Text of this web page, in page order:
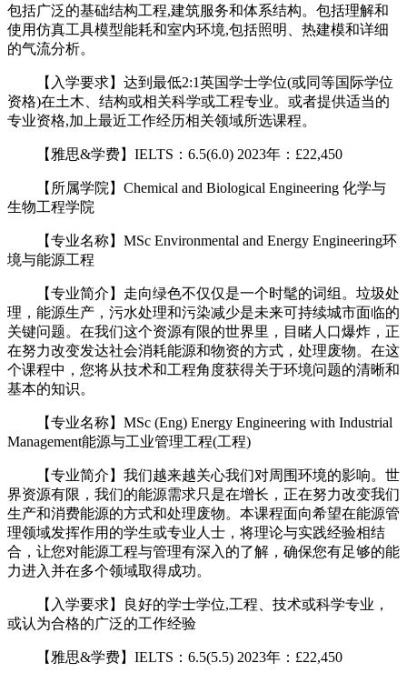
包括广泛的基础结构工程,建筑服务和体系结构。包括理解和
使用仿真工具模型能耗和室内环境,包括照明、热建模和详细
的气流分析。
【入学要求】达到最低2:1英国学士学位(或同等国际学位
资格)在土木、结构或相关科学或工程专业。或者提供适当的
专业资格,加上最近工作经历相关领域所选课程。
【雅思&学费】IELTS：6.5(6.0) 2023年：£22,450
【所属学院】Chemical and Biological Engineering 化学与
生物工程学院
【专业名称】MSc Environmental and Energy Engineering环
境与能源工程
【专业简介】走向绿色不仅仅是一个时髦的词组。垃圾处
理，能源生产，污水处理和污染减少是未来可持续城市面临的
关键问题。在我们这个资源有限的世界里，目睹人口爆炸，正
在努力改变发达社会消耗能源和物资的方式，处理废物。在这
个课程中，您将从技术和工程角度获得关于环境问题的清晰和
基本的知识。
【专业名称】MSc (Eng) Energy Engineering with Industrial
Management能源与工业管理工程(工程)
【专业简介】我们越来越关心我们对周围环境的影响。世
界资源有限，我们的能源需求只是在增长，正在努力改变我们
生产和消费能源的方式和处理废物。本课程面向希望在能源管
理领域发挥作用的学生或专业人士，将理论与实践经验相结
合，让您对能源工程与管理有深入的了解，确保您有足够的能
力进入并在多个领域取得成功。
【入学要求】良好的学士学位,工程、技术或科学专业，
或认为合格的广泛的工作经验
【雅思&学费】IELTS：6.5(5.5) 2023年：£22,450